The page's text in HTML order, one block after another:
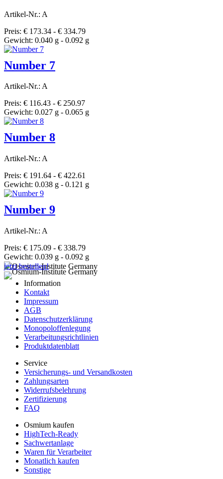
Artikel-Nr.: A
Preis: € 173.34 - € 334.79
Gewicht: 0.040 g - 0.092 g
Number 7
Artikel-Nr.: A
Preis: € 116.43 - € 250.97
Gewicht: 0.027 g - 0.065 g
Number 8
Artikel-Nr.: A
Preis: € 191.64 - € 422.61
Gewicht: 0.038 g - 0.121 g
Number 9
Artikel-Nr.: A
Preis: € 175.09 - € 338.79
Gewicht: 0.039 g - 0.092 g
jetzt bestellen!
Information
Kontakt
Impressum
AGB
Datenschutzerklärung
Monopoloffenlegung
Verarbeitungsrichtlinien
Produktdatenblatt
Service
Versicherungs- und Versandkosten
Zahlungsarten
Widerrufsbelehrung
Zertifizierung
FAQ
Osmium kaufen
HighTech-Ready
Sachwertanlage
Waren für Verarbeiter
Monatlich kaufen
Sonstige